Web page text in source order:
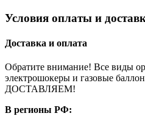
Условия оплаты и
Доставка и оплата
Обратите внимание! Все виды
электрошокеры и газовые
ДОСТАВЛЯЕМ!
В регионы РФ: